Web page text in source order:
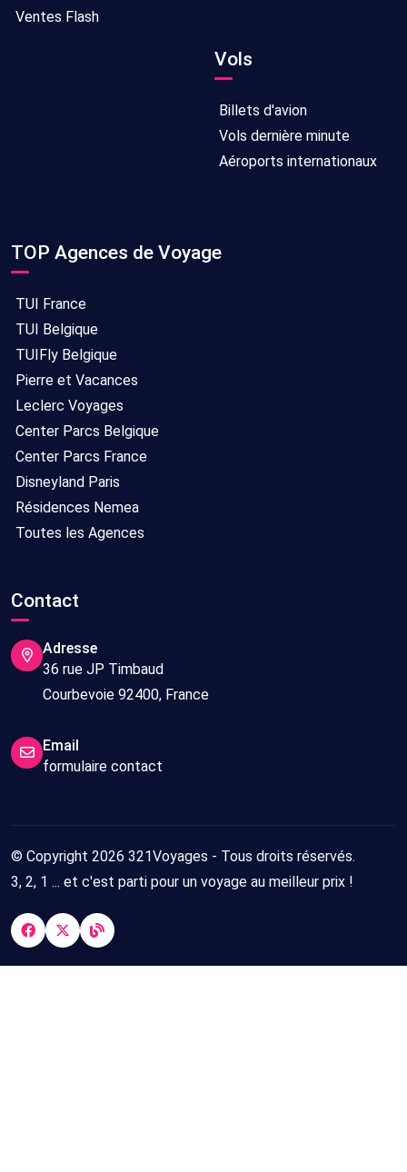
Ventes Flash
Vols
Billets d'avion
Vols dernière minute
Aéroports internationaux
TOP Agences de Voyage
TUI France
TUI Belgique
TUIFly Belgique
Pierre et Vacances
Leclerc Voyages
Center Parcs Belgique
Center Parcs France
Disneyland Paris
Résidences Nemea
Toutes les Agences
Contact
Adresse
36 rue JP Timbaud
Courbevoie 92400, France
Email
formulaire contact
© Copyright 2026 321Voyages - Tous droits réservés.
3, 2, 1 ... et c'est parti pour un voyage au meilleur prix !